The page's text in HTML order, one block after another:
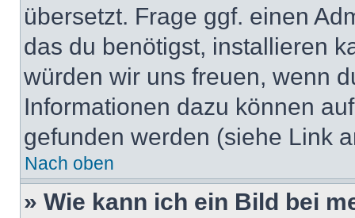
übersetzt. Frage ggf. einen
das du benötigst, installieren
würden wir uns freuen, wenn
Informationen dazu können
gefunden werden (siehe Link
Nach oben
» Wie kann ich ein Bild bei